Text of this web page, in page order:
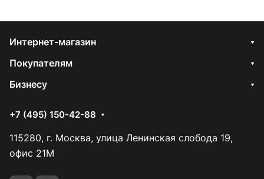
Интернет-магазин
Покупателям
Бизнесу
+7 (495) 150-42-88
115280, г. Москва, улица Ленинская слобода 19,
офис 21М